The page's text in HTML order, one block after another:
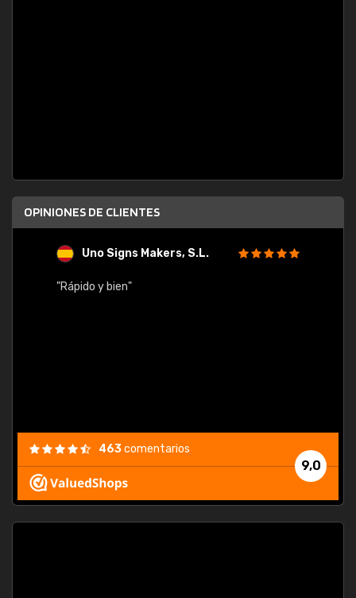
OPINIONES DE CLIENTES
Uno Signs Makers, S.L.
"Rápido y bien"
9,0
463comentarios